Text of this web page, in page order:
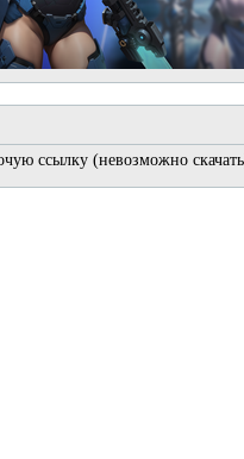
ссылку (невозможно